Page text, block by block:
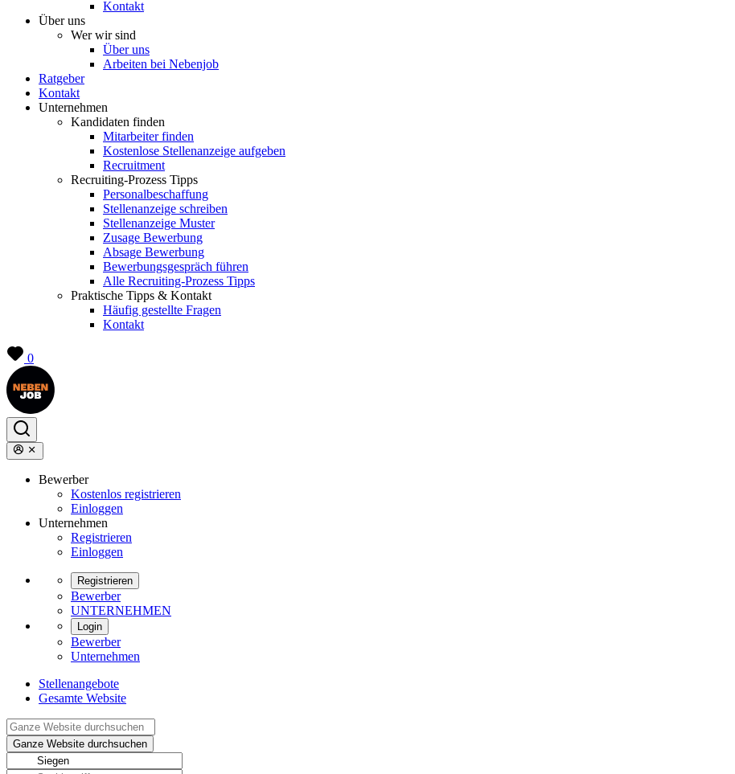
Kontakt
Über uns
Wer wir sind
Über uns
Arbeiten bei Nebenjob
Ratgeber
Kontakt
Unternehmen
Kandidaten finden
Mitarbeiter finden
Kostenlose Stellenanzeige aufgeben
Recruitment
Recruiting-Prozess Tipps
Personalbeschaffung
Stellenanzeige schreiben
Stellenanzeige Muster
Zusage Bewerbung
Absage Bewerbung
Bewerbungsgespräch führen
Alle Recruiting-Prozess Tipps
Praktische Tipps & Kontakt
Häufig gestellte Fragen
Kontakt
0
Bewerber
Kostenlos registrieren
Einloggen
Unternehmen
Registrieren
Einloggen
Registrieren
Bewerber
UNTERNEHMEN
Login
Bewerber
Unternehmen
Stellenangebote
Gesamte Website